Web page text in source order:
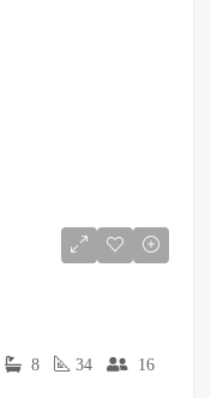
8 34 16